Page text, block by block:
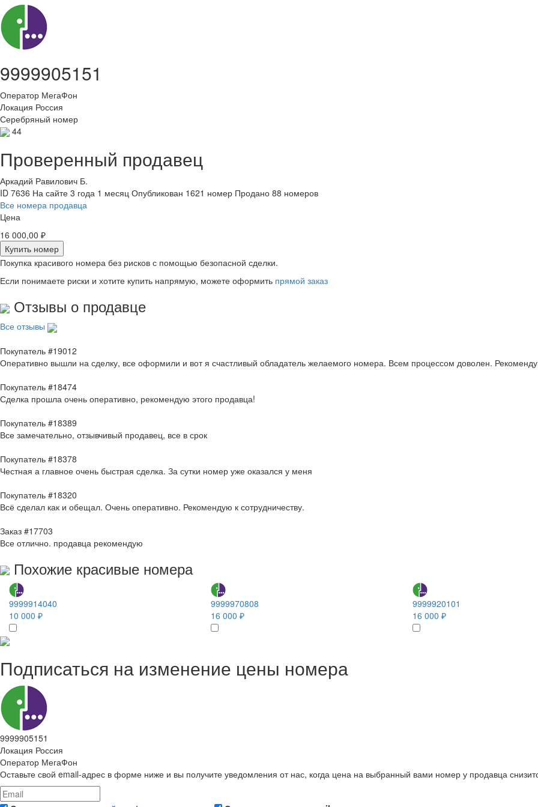
9999905151
Оператор МегаФон
Локация Россия
Серебряный номер
44
Проверенный продавец
Аркадий Равилович Б.
ID 7636 На сайте 3 года 1 месяц Опубликован 1621 номер Продано 88 номеров
Все номера продавца
Цена
16 000,00 ₽
Купить номер
Покупка красивого номера без рисков с помощью безопасной сделки.
Если понимаете риски и хотите купить напрямую, можете оформить прямой заказ
Отзывы о продавце
Все отзывы
Покупатель #19012
Оперативно вышли на сделку, все оформили и вот я счастливый обладатель желаемого номера. Всем процессом доволен.
Покупатель #18474
Сделка прошла очень оперативно, рекомендую этого продавца!
Покупатель #18389
Все замечательно, отзывчивый продавец, все в срок
Покупатель #18378
Честная а главное очень быстрая сделка. За сутки номер уже оказался у меня
Покупатель #18320
Всё сделал как и обещал. Очень оперативно. Рекомендую к сотрудничеству.
Заказ #17703
Все отлично. продавца рекомендую
Похожие красивые номера
9999914040
10 000 ₽
9999970808
16 000 ₽
9999920101
16 000 ₽
Подписаться на изменение цены номера
9999905151
Локация Россия
Оператор МегаФон
Оставьте свой email-адрес в форме ниже и вы получите уведомления от нас, когда цена на выбранный вами номер у продавца